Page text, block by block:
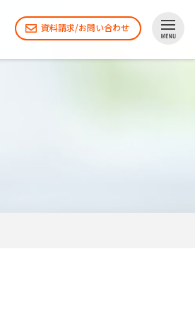
資料請求/お問い合わせ